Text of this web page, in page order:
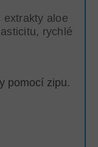
extrakty aloe
rychlé
pomocí zipu.